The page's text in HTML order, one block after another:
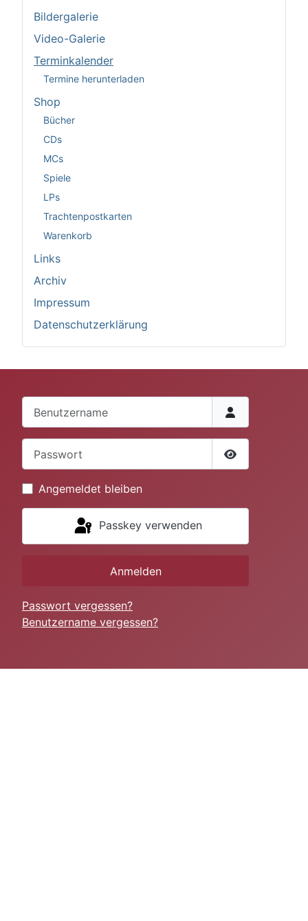
Bildergalerie
Video-Galerie
Terminkalender
Termine herunterladen
Shop
Bücher
CDs
MCs
Spiele
LPs
Trachtenpostkarten
Warenkorb
Links
Archiv
Impressum
Datenschutzerklärung
Passwort
Angemeldet bleiben
Passkey verwenden
Anmelden
Passwort vergessen?
Benutzername vergessen?